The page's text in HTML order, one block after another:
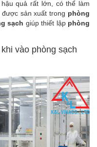
quả rất lớn, có thể làm
sản xuất trong phòng
sạch giúp thiết lập phòng
vào phòng sạch